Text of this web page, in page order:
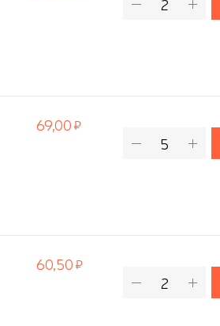
69,00
60,50